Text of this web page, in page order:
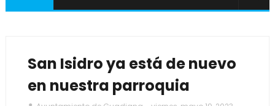
San Isidro ya está de nuevo
en nuestra parroquia